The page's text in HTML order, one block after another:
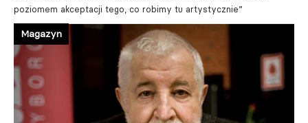
poziomem akceptacji tego, co robimy tu artystycznie”
Magazyn